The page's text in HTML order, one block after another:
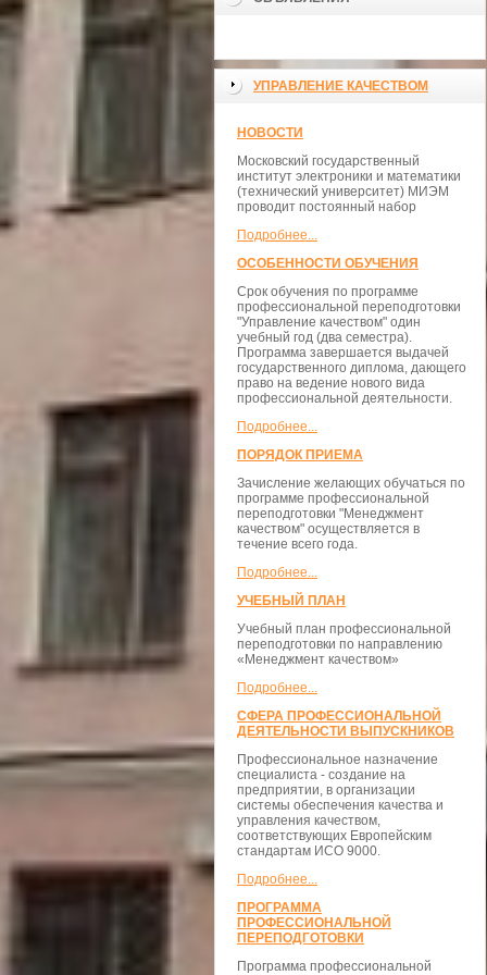
УПРАВЛЕНИЕ КАЧЕСТВОМ
НОВОСТИ
Московский государственный
институт электроники и математики
(технический университет) МИЭМ
проводит постоянный набор
Подробнее...
ОСОБЕННОСТИ ОБУЧЕНИЯ
Срок обучения по программе
профессиональной переподготовки
"Управление качеством" один
учебный год (два семестра).
Программа завершается выдачей
государственного диплома, дающего
право на ведение нового вида
профессиональной деятельности.
Подробнее...
ПОРЯДОК ПРИЕМА
Зачисление желающих обучаться по
программе профессиональной
переподготовки "Менеджмент
качеством" осуществляется в
течение всего года.
Подробнее...
УЧЕБНЫЙ ПЛАН
Учебный план профессиональной
переподготовки по направлению
«Менеджмент качеством»
Подробнее...
СФЕРА ПРОФЕССИОНАЛЬНОЙ
ДЕЯТЕЛЬНОСТИ ВЫПУСКНИКОВ
Профессиональное назначение
специалиста - создание на
предприятии, в организации
системы обеспечения качества и
управления качеством,
соответствующих Европейским
стандартам ИСО 9000.
Подробнее...
ПРОГРАММА
ПРОФЕССИОНАЛЬНОЙ
ПЕРЕПОДГОТОВКИ
Программа профессиональной